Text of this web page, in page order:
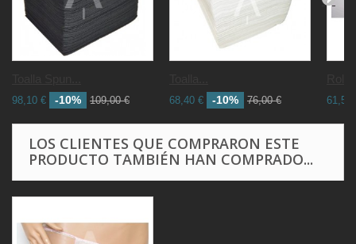
98,10 € -10% 109,00 € 68,40 € -10% 76,00 € 61,56
LOS CLIENTES QUE COMPRARON ESTE
PRODUCTO TAMBIÉN HAN COMPRADO...